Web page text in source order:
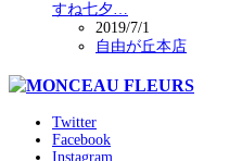
すね七夕…
2019/7/1
自由が丘本店
Twitter
Facebook
Instagram